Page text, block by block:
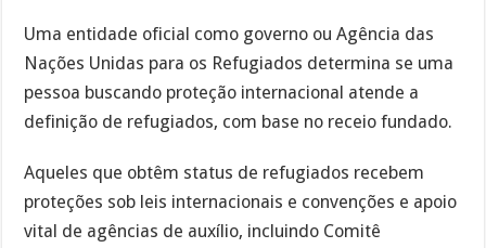
Uma entidade oficial como governo ou Agência das
Nações Unidas para os Refugiados determina se uma
pessoa buscando proteção internacional atende a
definição de refugiados, com base no receio fundado.
Aqueles que obtêm status de refugiados recebem
proteções sob leis internacionais e convenções e apoio
vital de agências de auxílio, incluindo Comitê